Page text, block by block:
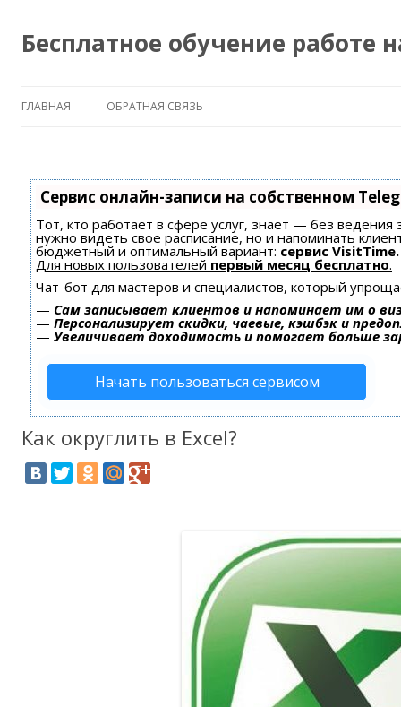
Бесплатное обучение работе
ГЛАВНАЯ ОБРАТНАЯ СВЯЗЬ
Сервис онлайн-записи на собственном
Тот, кто работает в сфере услуг, знает — без ведения
нужно видеть свое расписание, но и напоминать
бюджетный и оптимальный вариант: сервис VisitTime.
Для новых пользователей первый месяц бесплатно.
Чат-бот для мастеров и специалистов, который
— Сам записывает клиентов и напоминает им о
— Персонализирует скидки, чаевые, кэшбэк и
— Увеличивает доходимость и помогает больше
Начать пользоваться сервисом
Как округлить в Excel?